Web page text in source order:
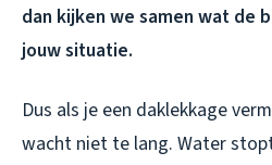
dan kijken we samen wat de
jouw situatie.
Dus als je een daklekkage
wacht niet te lang. Water